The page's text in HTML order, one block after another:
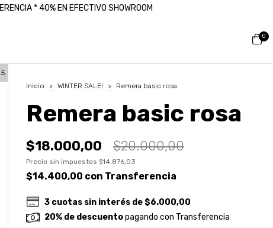
* 40% EN EFECTIVO SHOWROOM
0
5
Inicio
> WINTER SALE! > Remera basic rosa
Remera basic rosa
$18.000,00 $20.000,00
Precio sin impuestos $14.876,03
$14.400,00 con Transferencia
3 cuotas sin interés de$6.000,00
20% de descuentopagando con Transferencia